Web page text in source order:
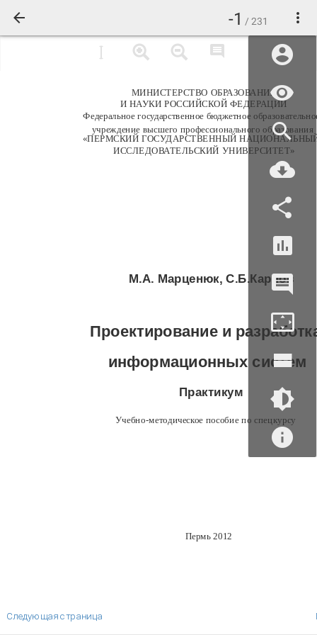
-1 / 231
МИНИСТЕРСТВО ОБРАЗОВАНИЯ
И НАУКИ РОССИЙСКОЙ ФЕДЕРАЦИИ
Федеральное государственное бюджетное
учреждение высшего профессионального образования
«ПЕРМСКИЙ ГОСУДАРСТВЕННЫЙ
ИССЛЕДОВАТЕЛЬСКИЙ УНИВЕРСИТЕТ»
М.А. Марценюк, С.Б.Карпов
Проектирование и
информационных систем
Практикум
Учебно-методическое пособие по спецкурсу
Пермь 2012
Следующая страница